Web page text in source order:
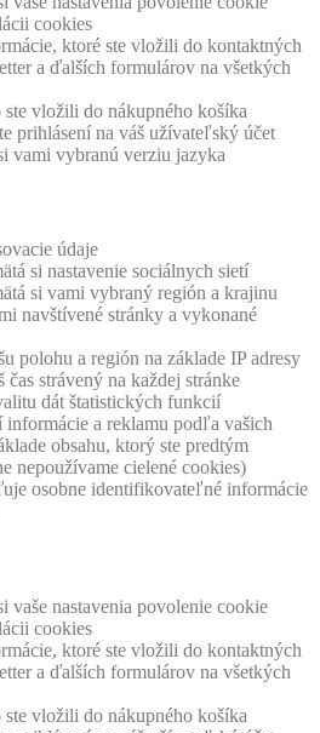
cookies
ktoré ste vložili do kontaktných
a ďalších formulárov na všetkých
ste vložili do nákupného košíka
prihlásení na váš užívateľský účet
vami vybranú verziu jazyka
údaje
si nastavenie sociálnych sietí
si vami vybraný región a krajinu
navštívené stránky a vykonané
polohu a región na základe IP adresy
strávený na každej stránke
dát štatistických funkcií
informácie a reklamu podľa vašich
obsahu, ktorý ste predtým
nepoužívame cielené cookies)
osobne identifikovateľné informácie
vaše nastavenia povolenie cookie
cookies
ktoré ste vložili do kontaktných
a ďalších formulárov na všetkých
ste vložili do nákupného košíka